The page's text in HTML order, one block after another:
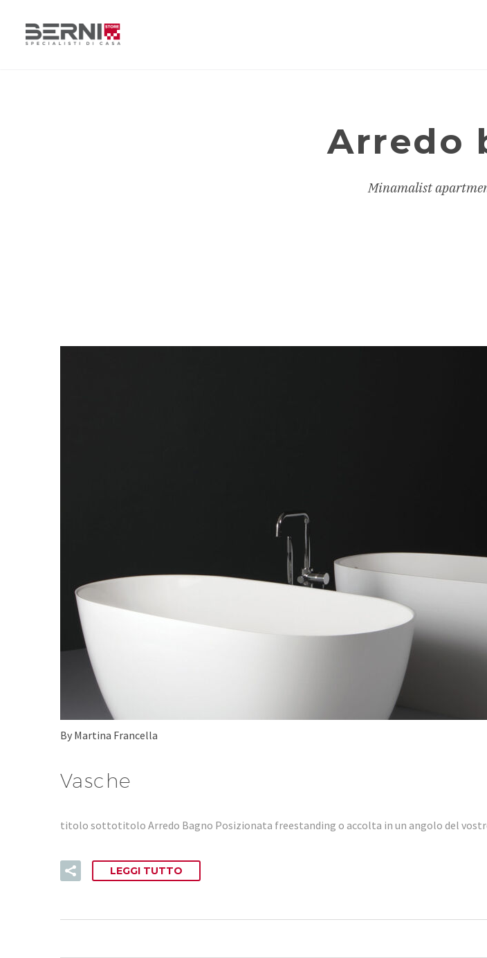
Arredo
Minamalist
By Martina Francella
Vasche
titolo sottotitolo Arredo Bagno Posizionata freestanding o accolta in un angolo del
LEGGI TUTTO